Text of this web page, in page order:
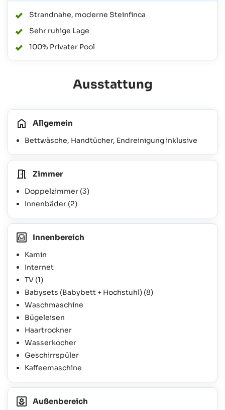
Strandnahe, moderne Steinfinca
Sehr ruhige Lage
100% Privater Pool
Ausstattung
Allgemein
Bettwäsche, Handtücher, Endreinigung inklusive
Zimmer
Doppelzimmer (3)
Innenbäder (2)
Innenbereich
Kamin
Internet
TV (1)
Babysets (Babybett + Hochstuhl) (8)
Waschmaschine
Bügeleisen
Haartrockner
Wasserkocher
Geschirrspüler
Kaffeemaschine
Außenbereich